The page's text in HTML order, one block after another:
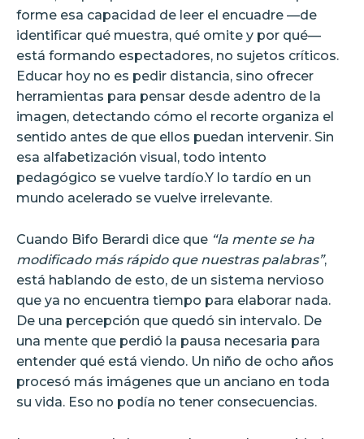
forme esa capacidad de leer el encuadre —de
identificar qué muestra, qué omite y por qué—
está formando espectadores, no sujetos críticos.
Educar hoy no es pedir distancia, sino ofrecer
herramientas para pensar desde adentro de la
imagen, detectando cómo el recorte organiza el
sentido antes de que ellos puedan intervenir. Sin
esa alfabetización visual, todo intento
pedagógico se vuelve tardío.Y lo tardío en un
mundo acelerado se vuelve irrelevante.
Cuando Bifo Berardi dice que “la mente se ha
modificado más rápido que nuestras palabras”,
está hablando de esto, de un sistema nervioso
que ya no encuentra tiempo para elaborar nada.
De una percepción que quedó sin intervalo. De
una mente que perdió la pausa necesaria para
entender qué está viendo. Un niño de ocho años
procesó más imágenes que un anciano en toda
su vida. Eso no podía no tener consecuencias.